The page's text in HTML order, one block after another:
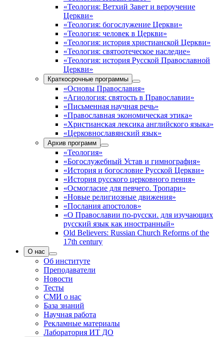
«Теология: Ветхий Завет и вероучение
Церкви»
«Теология: богослужение Церкви»
«Теология: человек в Церкви»
«Теология: история христианской Церкви»
«Теология: святоотеческое наследие»
«Теология: история Русской Православной
Церкви»
Краткосрочные программы
«Основы Православия»
«Агиология: святость в Православии»
«Письменная научная речь»
«Православная экономическая этика»
«Христианская лексика английского языка»
«Церковнославянский язык»
Архив программ
«Теология»
«Богослужебный Устав и гимнография»
«История и богословие Русской Церкви»
«История русского церковного пения»
«Осмогласие для певчего. Тропари»
«Новые религиозные движения»
«Послания апостолов»
«О Православии по-русски. для изучающих
русский язык как иностранный»
Old Believers: Russian Church Reforms of the
17th century
О нас
Об институте
Преподаватели
Новости
Тесты
СМИ о нас
База знаний
Научная работа
Рекламные материалы
Лаборатория ИТ ДО